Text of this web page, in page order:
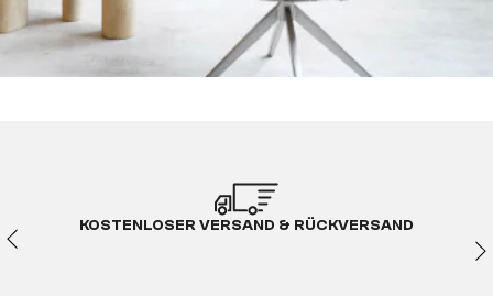
KOSTENLOSER VERSAND & RÜCKVERSAND